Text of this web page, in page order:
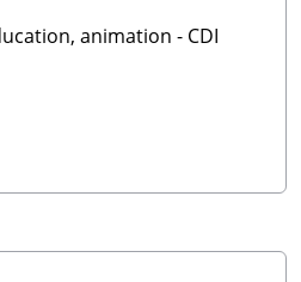
animation - CDI